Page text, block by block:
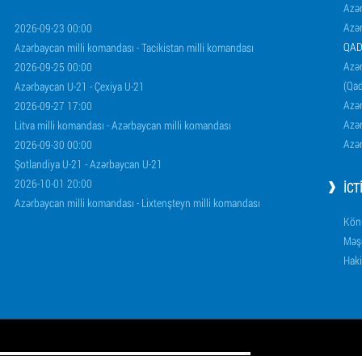
2026-09-23 00:00
Azərbaycan milli komandası - Tacikistan milli komandası
2026-09-25 00:00
Azərbaycan U-21 - Çexiya U-21
2026-09-27 17:00
Litva milli komandası - Azərbaycan milli komandası
2026-09-30 00:00
Şotlandiya U-21 - Azərbaycan U-21
2026-10-01 20:00
Azərbaycan milli komandası - Lixtenşteyn milli komandası